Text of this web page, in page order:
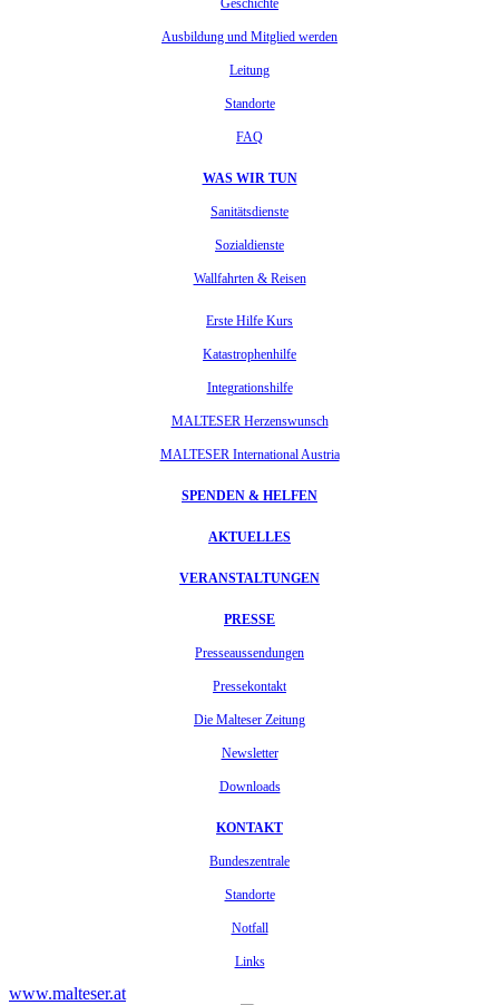
Geschichte
Ausbildung und Mitglied werden
Leitung
Standorte
FAQ
WAS WIR TUN
Sanitätsdienste
Sozialdienste
Wallfahrten & Reisen
Erste Hilfe Kurs
Katastrophenhilfe
Integrationshilfe
MALTESER Herzenswunsch
MALTESER International Austria
SPENDEN & HELFEN
AKTUELLES
VERANSTALTUNGEN
PRESSE
Presseaussendungen
Pressekontakt
Die Malteser Zeitung
Newsletter
Downloads
KONTAKT
Bundeszentrale
Standorte
Notfall
Links
www.malteser.at